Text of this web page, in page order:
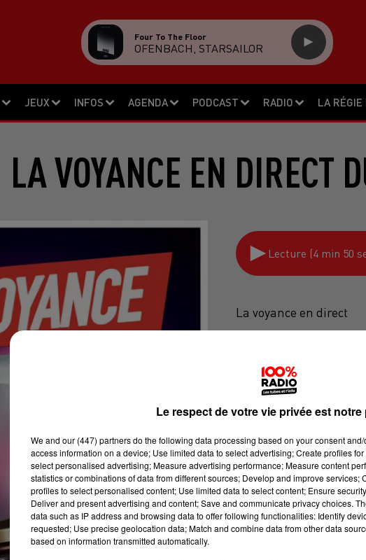
JEUX INFOS AGENDA PODCAST RADIO LA RÉGIE
Four To The Floor
OFENBACH, STARSAILOR
LA VOYANCE EN DIRECT
Lecture (4 min 50
La voyance en direct
Le respect de votre vie privée est
We and our (447) partnersdo the following data processing based on your consent
access information on a device; Use limited data to select advertising; Create profiles
select personalised advertising; Measure advertising performance; Measure content
statistics or combinations of data from different sources; Develop and improve services;
profiles to select personalised content; Use limited data to select content; Ensure
Deliver and present advertising and content; Save and communicate privacy choices.
data such as IP address and browsing data to offer following functionalities: Identify
requested; Use precise geolocation data; Match and combine data from other data
based on information transmitted automatically.